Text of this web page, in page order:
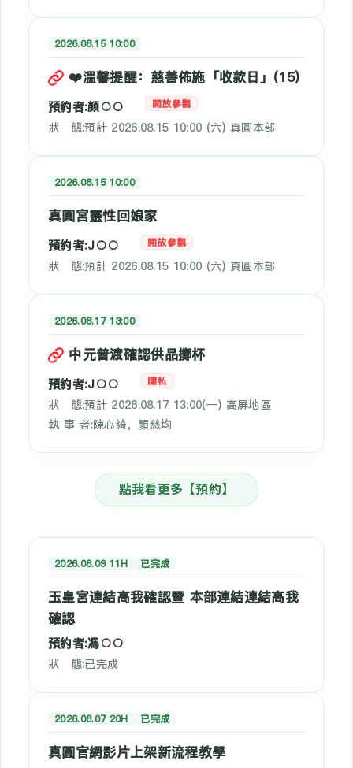
2026.08.15 10:00
❤️溫馨提醒：慈善佈施「收款日」(15)
預約者:顏○○ 開放參觀
狀 態:預計 2026.08.15 10:00 (六) 真圓本部
2026.08.15 10:00
真圓宮靈性回娘家
預約者:J○○ 開放參觀
狀 態:預計 2026.08.15 10:00 (六) 真圓本部
2026.08.17 13:00
中元普渡確認供品擲杯
預約者:J○○ 隱私
狀 態:預計 2026.08.17 13:00(一) 高屏地區
執 事 者:陳心綺，顏慈均
點我看更多【預約】
2026.08.09 11H 已完成
玉皇宮連結高我確認暨 本部連結連結高我
確認
預約者:馮○○
狀 態:已完成
2026.08.07 20H 已完成
真圓官網影片上架新流程教學